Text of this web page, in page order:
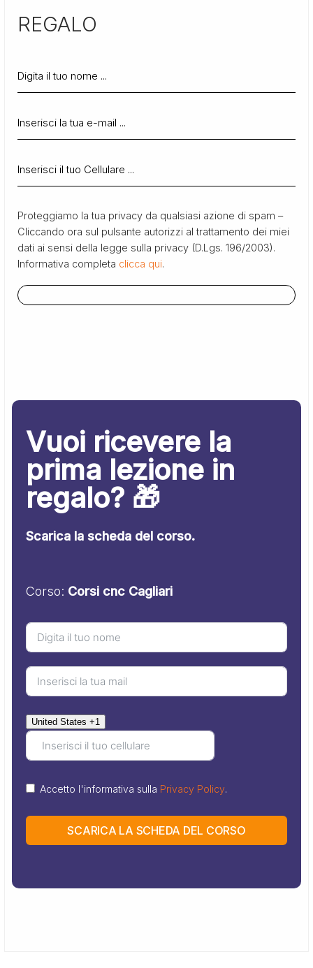
REGALO
Proteggiamo la tua privacy da qualsiasi azione di spam –
Cliccando ora sul pulsante autorizzi al trattamento dei miei
dati ai sensi della legge sulla privacy (D.Lgs. 196/2003).
Informativa completa clicca qui.
Vuoi ricevere la
prima lezione in
regalo? 🎁
Scarica la scheda del corso.
Corso: Corsi cnc Cagliari
United States +1
Accetto l'informativa sulla Privacy Policy.
SCARICA LA SCHEDA DEL CORSO